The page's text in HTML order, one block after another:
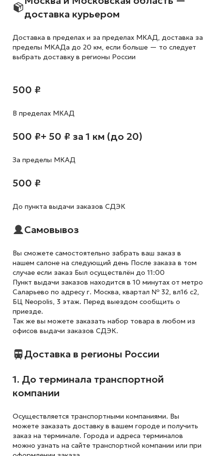
доставка курьером
Доставка в пределах и за пределах МКАД, доставка за
пределы МКАДа до 20 км, если больше — то следует
выбрать доставку в регионы России
500 ₽
В пределах МКАД
500 ₽+ 50 ₽ за 1 км (до 20)
За пределы МКАД
500 ₽
До пункта выдачи заказов СДЭК
Самовывоз
Вы сможете самостоятельно забрать ваш заказ в
нашем салоне на следующий день После заказа в том
случае если заказ Был осуществлён до 11:00
Пункт выдачи заказов находится в 10 минутах от метро
Саларьево по адресу г. Москва, квартал № 32, вл16 с2,
БЦ Neopolis, 3 этаж. Перед выездом сообщить о
приезде.
Так же вы можете заказать набор товара в любом из
офисов выдачи заказов СДЭК.
Доставка в регионы России
1. До терминала транспортной
компании
Осуществляется транспортными компаниями. Вы
можете заказать доставку в вашем городе и получить
заказ на терминале. Города и адреса терминалов
можно узнать на сайте транспортной компании или при